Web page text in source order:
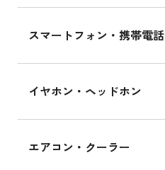
スマートフォン・携帯電話
イヤホン・ヘッドホン
エアコン・クーラー